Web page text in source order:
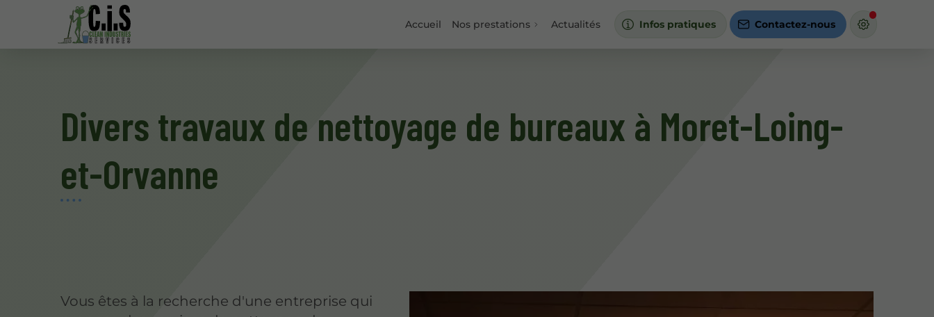
Accueil Nos prestations Actualités Infos pratiques Contactez-nous
Divers travaux de nettoyage de bureaux à Moret-Loing-
et-Orvanne
Vous êtes à la recherche d'une entreprise qui